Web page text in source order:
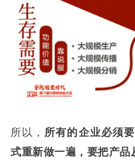
所以， 所有的企业必须
式重新做一遍，要把产品